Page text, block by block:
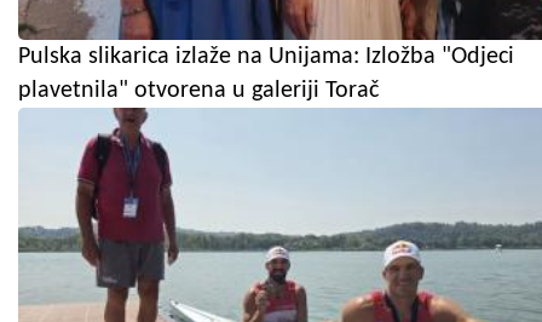
Pulska slikarica izlaže na Unijama: Izložba "Odjeci
plavetnila" otvorena u galeriji Torač